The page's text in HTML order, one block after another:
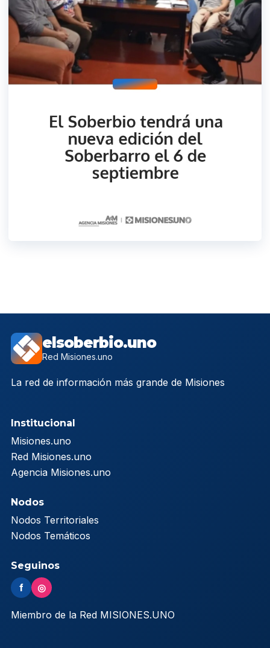
elsoberbio.uno
Red Misiones.uno
La red de información más grande de Misiones
Institucional
Misiones.uno
Red Misiones.uno
Agencia Misiones.uno
Nodos
Nodos Territoriales
Nodos Temáticos
Seguinos
f ◎
Miembro de la Red MISIONES.UNO